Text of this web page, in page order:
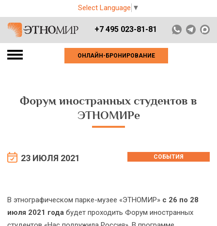
Select Language ▼
+7 495 023-81-81
ОНЛАЙН-БРОНИРОВАНИЕ
Форум иностранных студентов в
ЭТНОМИРе
23 ИЮЛЯ 2021 СОБЫТИЯ
В этнографическом парке-музее «ЭТНОМИР» с 26 по 28
июля 2021 года будет проходить Форум иностранных